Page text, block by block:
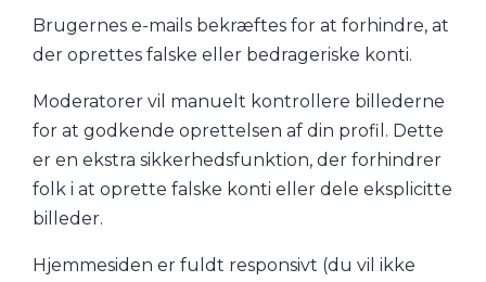
Brugernes e-mails bekræftes for at forhindre, at
der oprettes falske eller bedrageriske konti.
Moderatorer vil manuelt kontrollere billederne
for at godkende oprettelsen af din profil. Dette
er en ekstra sikkerhedsfunktion, der forhindrer
folk i at oprette falske konti eller dele eksplicitte
billeder.
Hjemmesiden er fuldt responsivt (du vil ikke